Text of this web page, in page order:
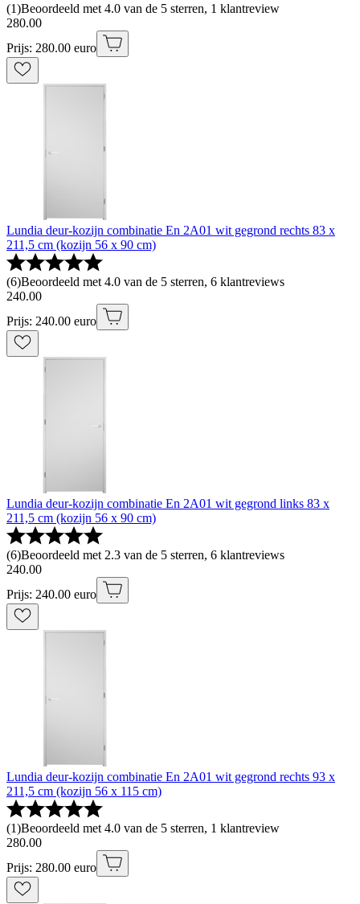
(1)Beoordeeld met 4.0 van de 5 sterren, 1 klantreview
280.00
Prijs: 280.00 euro
Lundia deur-kozijn combinatie En 2A01 wit gegrond rechts 83 x
211,5 cm (kozijn 56 x 90 cm)
(6)Beoordeeld met 4.0 van de 5 sterren, 6 klantreviews
240.00
Prijs: 240.00 euro
Lundia deur-kozijn combinatie En 2A01 wit gegrond links 83 x
211,5 cm (kozijn 56 x 90 cm)
(6)Beoordeeld met 2.3 van de 5 sterren, 6 klantreviews
240.00
Prijs: 240.00 euro
Lundia deur-kozijn combinatie En 2A01 wit gegrond rechts 93 x
211,5 cm (kozijn 56 x 115 cm)
(1)Beoordeeld met 4.0 van de 5 sterren, 1 klantreview
280.00
Prijs: 280.00 euro